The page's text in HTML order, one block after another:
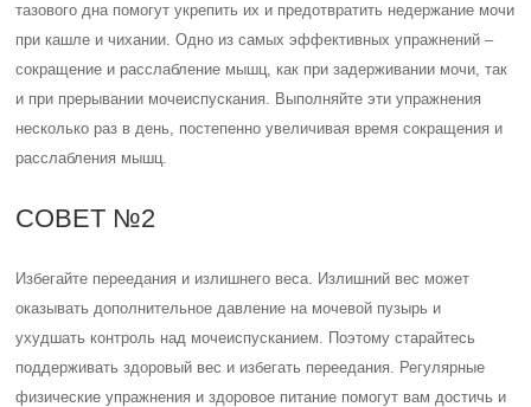
тазового дна помогут укрепить их и предотвратить недержание мочи
при кашле и чихании. Одно из самых эффективных упражнений –
сокращение и расслабление мышц, как при задерживании мочи, так
и при прерывании мочеиспускания. Выполняйте эти упражнения
несколько раз в день, постепенно увеличивая время сокращения и
расслабления мышц.
СОВЕТ №2
Избегайте переедания и излишнего веса. Излишний вес может
оказывать дополнительное давление на мочевой пузырь и
ухудшать контроль над мочеиспусканием. Поэтому старайтесь
поддерживать здоровый вес и избегать переедания. Регулярные
физические упражнения и здоровое питание помогут вам достичь и